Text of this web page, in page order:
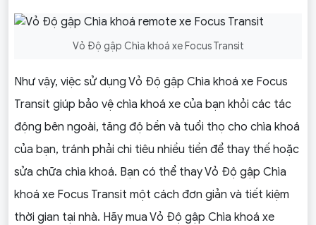
Vỏ Độ gập Chìa khoá xe Focus Transit
Như vậy, việc sử dụng Vỏ Độ gập Chìa khoá xe Focus
Transit giúp bảo vệ chìa khoá xe của bạn khỏi các tác
động bên ngoài, tăng độ bền và tuổi thọ cho chìa khoá
của bạn, tránh phải chi tiêu nhiều tiền để thay thế hoặc
sửa chữa chìa khoá. Bạn có thể thay Vỏ Độ gập Chìa
khoá xe Focus Transit một cách đơn giản và tiết kiệm
thời gian tại nhà. Hãy mua Vỏ Độ gập Chìa khoá xe